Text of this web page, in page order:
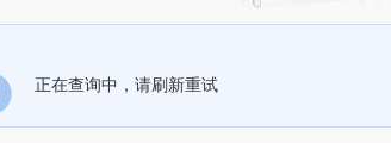
正在查询中，请刷新重试